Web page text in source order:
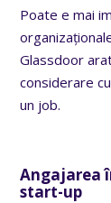
Poate e mai
Glassdoor
considerare
un job.
Angajarea
start-up